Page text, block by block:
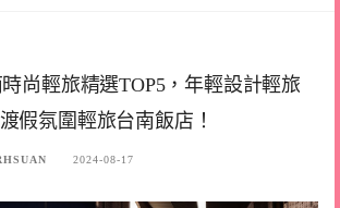
尚輕旅精選TOP5，年輕設計輕旅
假氛圍輕旅台南飯店！
2024-08-17